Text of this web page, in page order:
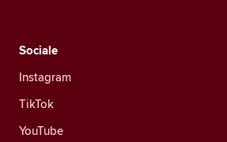
Sociale
Instagram
TikTok
YouTube